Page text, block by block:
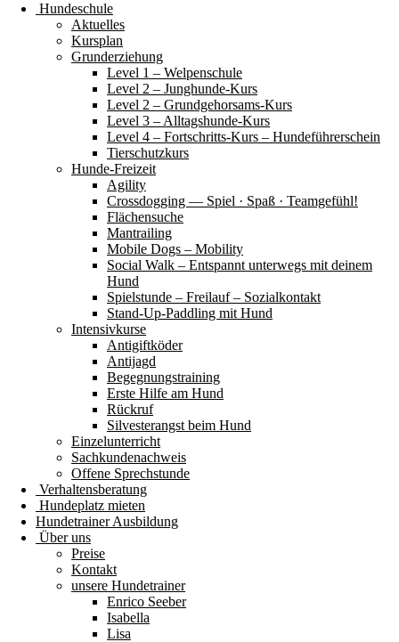
Hundeschule
Aktuelles
Kursplan
Grunderziehung
Level 1 – Welpenschule
Level 2 – Junghunde-Kurs
Level 2 – Grundgehorsams-Kurs
Level 3 – Alltagshunde-Kurs
Level 4 – Fortschritts-Kurs – Hundeführerschein
Tierschutzkurs
Hunde-Freizeit
Agility
Crossdogging — Spiel · Spaß · Teamgefühl!
Flächensuche
Mantrailing
Mobile Dogs – Mobility
Social Walk – Entspannt unterwegs mit deinem
Hund
Spielstunde – Freilauf – Sozialkontakt
Stand-Up-Paddling mit Hund
Intensivkurse
Antigiftköder
Antijagd
Begegnungstraining
Erste Hilfe am Hund
Rückruf
Silvesterangst beim Hund
Einzelunterricht
Sachkundenachweis
Offene Sprechstunde
Verhaltensberatung
Hundeplatz mieten
Hundetrainer Ausbildung
Über uns
Preise
Kontakt
unsere Hundetrainer
Enrico Seeber
Isabella
Lisa